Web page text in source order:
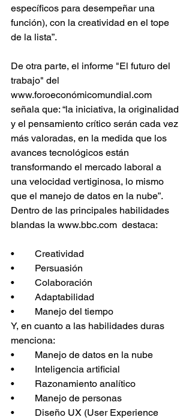
específicos para desempeñar una
función), con la creatividad en el tope
de la lista”.
De otra parte, el informe "El futuro del
trabajo" del
www.foroeconómicomundial.com
señala que: “la iniciativa, la originalidad
y el pensamiento crítico serán cada vez
más valoradas, en la medida que los
avances tecnológicos están
transformando el mercado laboral a
una velocidad vertiginosa, lo mismo
que el manejo de datos en la nube”.
Dentro de las principales habilidades
blandas la www.bbc.com  destaca:
•	Creatividad
•	Persuasión
•	Colaboración
•	Adaptabilidad
•	Manejo del tiempo
Y, en cuanto a las habilidades duras
menciona:
•	Manejo de datos en la nube
•	Inteligencia artificial
•	Razonamiento analítico
•	Manejo de personas
•	Diseño UX (User Experience